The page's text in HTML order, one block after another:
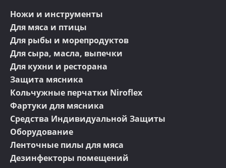
Ножи и инструменты
Для мяса и птицы
Для рыбы и морепродуктов
Для сыра, масла, выпечки
Для кухни и ресторана
Защита мясника
Кольчужные перчатки Niroflex
Фартуки для мясника
Средства Индивидуальной Защиты
Оборудование
Ленточные пилы для мяса
Дезинфекторы помещений